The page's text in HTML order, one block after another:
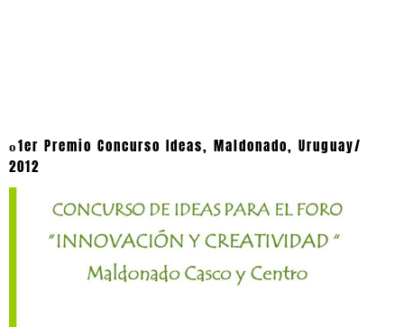
o1er Premio Concurso Ideas, Maldonado, Uruguay/
2012